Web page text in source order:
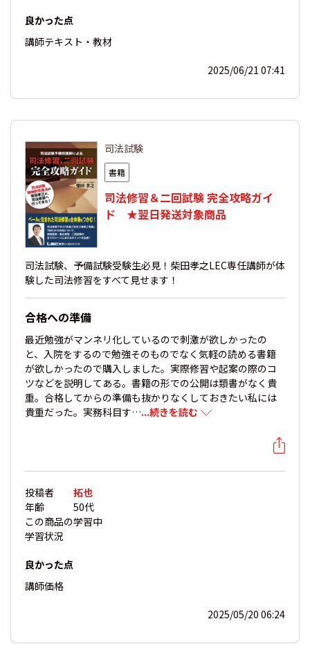
良かった点
講師テキスト・教材
2025/06/21 07:41
司法試験
書籍
司法修習＆二回試験 完全攻略ガイ
ド ★翌日発送対象商品
司法試験、予備試験受験生必見！柴田孝之LEC専任講師が体
験した司法修習をすべて見せます！
合格への準備
最近勉強がマンネリ化しているので刺激が欲しかったの
と、入院をするので勉強そのものでなく気軽の読める書籍
が欲しかったので購入しました。実際修習や起案の際のコ
ツなどを説明してある。書籍の形での公開は類書がなく貴
重。合格してからの準備も抜かりなくしておきたい私には
貴重だった。実務科目す…...続きを読む
投稿者
拓也
年齢
50代
この商品の
学習状況
学習中
良かった点
講師価格
2025/05/20 06:24